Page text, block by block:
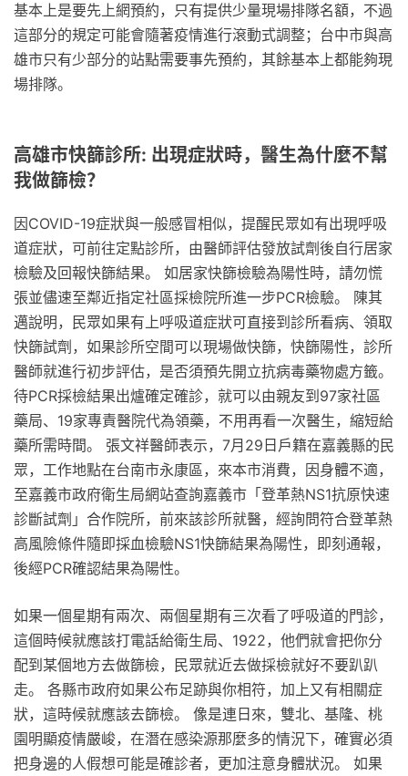
基本上是要先上網預約，只有提供少量現場排隊名額，不過
這部分的規定可能會隨著疫情進行滾動式調整；台中市與高
雄市只有少部分的站點需要事先預約，其餘基本上都能夠現
場排隊。
高雄市快篩診所: 出現症狀時，醫生為什麼不幫
我做篩檢？
因COVID-19症狀與一般感冒相似，提醒民眾如有出現呼吸
道症狀，可前往定點診所，由醫師評估發放試劑後自行居家
檢驗及回報快篩結果。 如居家快篩檢驗為陽性時，請勿慌
張並儘速至鄰近指定社區採檢院所進一步PCR檢驗。 陳其
邁說明，民眾如果有上呼吸道症狀可直接到診所看病、領取
快篩試劑，如果診所空間可以現場做快篩，快篩陽性，診所
醫師就進行初步評估，是否須預先開立抗病毒藥物處方籤。
待PCR採檢結果出爐確定確診，就可以由親友到97家社區
藥局、19家專責醫院代為領藥，不用再看一次醫生，縮短給
藥所需時間。 張文祥醫師表示，7月29日戶籍在嘉義縣的民
眾，工作地點在台南市永康區，來本市消費，因身體不適，
至嘉義市政府衛生局網站查詢嘉義市「登革熱NS1抗原快速
診斷試劑」合作院所，前來該診所就醫，經詢問符合登革熱
高風險條件隨即採血檢驗NS1快篩結果為陽性，即刻通報，
後經PCR確認結果為陽性。
如果一個星期有兩次、兩個星期有三次看了呼吸道的門診，
這個時候就應該打電話給衛生局、1922，他們就會把你分
配到某個地方去做篩檢，民眾就近去做採檢就好不要趴趴
走。 各縣市政府如果公布足跡與你相符，加上又有相關症
狀，這時候就應該去篩檢。 像是連日來，雙北、基隆、桃
園明顯疫情嚴峻，在潛在感染源那麼多的情況下，確實必須
把身邊的人假想可能是確診者，更加注意身體狀況。 如果